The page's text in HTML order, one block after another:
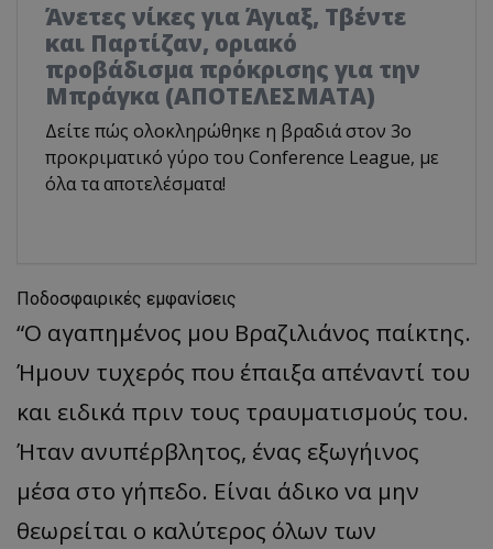
Άνετες νίκες για Άγιαξ, Τβέντε
και Παρτίζαν, οριακό
προβάδισμα πρόκρισης για την
Μπράγκα (ΑΠΟΤΕΛΕΣΜΑΤΑ)
Δείτε πώς ολοκληρώθηκε η βραδιά στον 3ο
προκριματικό γύρο του Conference League, με
όλα τα αποτελέσματα!
Ποδοσφαιρικές εμφανίσεις
“Ο αγαπημένος μου Βραζιλιάνος παίκτης.
Ήμουν τυχερός που έπαιξα απέναντί του
και ειδικά πριν τους τραυματισμούς του.
Ήταν ανυπέρβλητος, ένας εξωγήινος
μέσα στο γήπεδο. Είναι άδικο να μην
θεωρείται ο καλύτερος όλων των